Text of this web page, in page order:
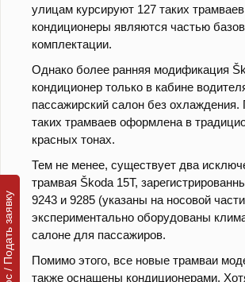
улицам курсируют 127 таких
кондиционеры являются частью
комплектации.
Однако более ранняя модификация
кондиционер только в кабине
пассажирский салон без охлаждения.
таких трамваев оформлена в
красных тонах.
Тем не менее, существует два
трамвая Škoda 15T,
9243 и 9285 (указаны на носовой
экспериментально оборудованы
салоне для пассажиров.
Помимо этого, все новые трамваи
также оснащены кондиционерами.